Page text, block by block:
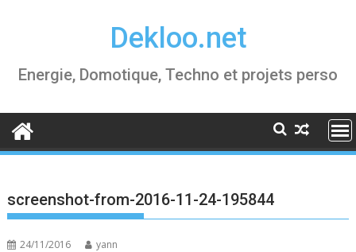
Dekloo.net
Energie, Domotique, Techno et projets perso
screenshot-from-2016-11-24-195844
24/11/2016 yann